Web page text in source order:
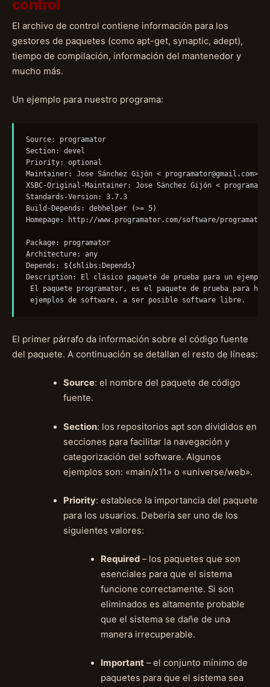
control
El archivo de control contiene información para los
gestores de paquetes (como apt-get, synaptic, adept),
tiempo de compilación, información del mantenedor y
mucho más.
Un ejemplo para nuestro programa:
Source: programator
Section: devel
Priority: optional
Maintainer: Jose Sánchez Gijón < programator@gmail.com>
XSBC-Original-Maintainer: Jose Sánchez Gijón <
Standards-Version: 3.7.3
Build-Depends: debhelper (>= 5)
Homepage: http://www.programator.com/software/programator/
Package: programator
Architecture: any
Depends: ${shlibs:Depends}
Description: El clásico paquete de prueba para un ejemplo
El paquete programator, es el paquete de prueba para
El primer párrafo da información sobre el código fuente
del paquete. A continuación se detallan el resto de líneas:
Source: el nombre del paquete de código
fuente.
Section: los repositorios apt son divididos en
secciones para facilitar la navegación y
categorización del software. Algunos
ejemplos son: «main/x11» o «universe/web».
Priority: establece la importancia del paquete
para los usuarios. Debería ser uno de los
siguientes valores:
Required– los paquetes que son
esenciales para que el sistema
funcione correctamente. Si son
eliminados es altamente probable
que el sistema se dañe de una
manera irrecuperable.
Important– el conjunto mínimo de
paquetes para que el sistema sea